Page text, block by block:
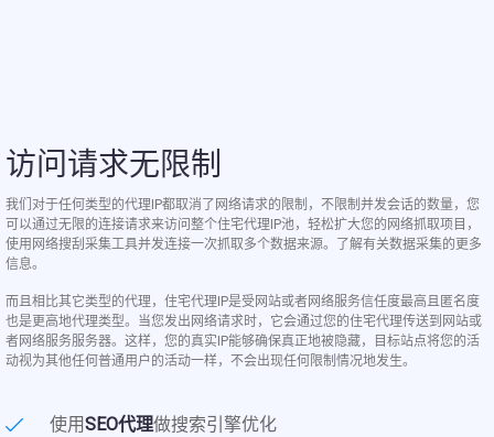
访问请求无限制
我们对于任何类型的代理IP都取消了网络请求的限制，不限制并发会话的数量，您
可以通过无限的连接请求来访问整个住宅代理IP池，轻松扩大您的网络抓取项目，
使用网络搜刮采集工具并发连接一次抓取多个数据来源。了解有关数据采集的更多
信息。
而且相比其它类型的代理，住宅代理IP是受网站或者网络服务信任度最高且匿名度
也是更高地代理类型。当您发出网络请求时，它会通过您的住宅代理传送到网站或
者网络服务服务器。这样，您的真实IP能够确保真正地被隐藏，目标站点将您的活
动视为其他任何普通用户的活动一样，不会出现任何限制情况地发生。
使用SEO代理做搜索引擎优化